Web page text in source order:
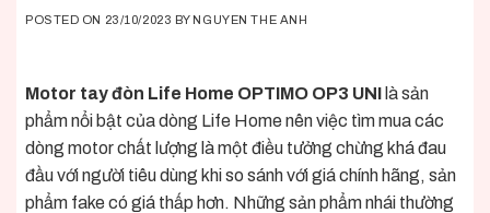
POSTED ON 23/10/2023 BY NGUYEN THE ANH
Motor tay đòn Life Home OPTIMO OP3 UNI là sản
phẩm nổi bật của dòng Life Home nên việc tìm mua các
dòng motor chất lượng là một điều tưởng chừng khá đau
đầu với người tiêu dùng khi so sánh với giá chính hãng, sản
phẩm fake có giá thấp hơn. Những sản phẩm nhái thường